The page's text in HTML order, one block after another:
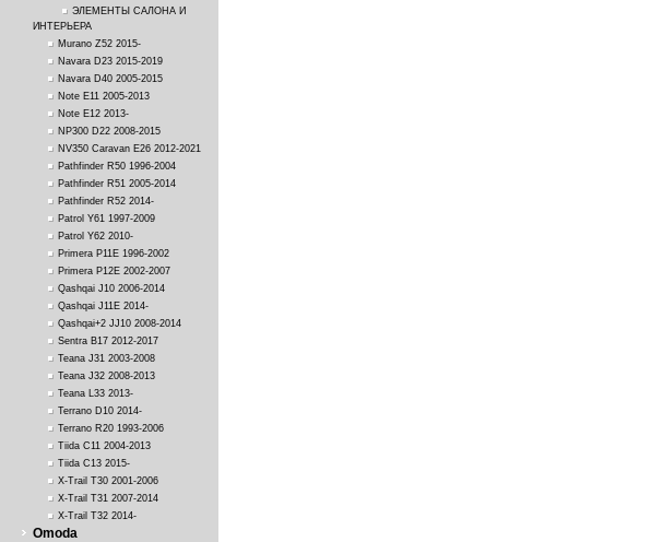
ЭЛЕМЕНТЫ САЛОНА И
ИНТЕРЬЕРА
Murano Z52 2015-
Navara D23 2015-2019
Navara D40 2005-2015
Note E11 2005-2013
Note E12 2013-
NP300 D22 2008-2015
NV350 Caravan E26 2012-2021
Pathfinder R50 1996-2004
Pathfinder R51 2005-2014
Pathfinder R52 2014-
Patrol Y61 1997-2009
Patrol Y62 2010-
Primera P11E 1996-2002
Primera P12E 2002-2007
Qashqai J10 2006-2014
Qashqai J11E 2014-
Qashqai+2 JJ10 2008-2014
Sentra B17 2012-2017
Teana J31 2003-2008
Teana J32 2008-2013
Teana L33 2013-
Terrano D10 2014-
Terrano R20 1993-2006
Tiida C11 2004-2013
Tiida C13 2015-
X-Trail T30 2001-2006
X-Trail T31 2007-2014
X-Trail T32 2014-
Omoda